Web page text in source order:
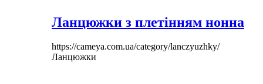
Ланцюжки з плетінням нонна
https://cameya.com.ua/category/lanczyuzhky/
Ланцюжки